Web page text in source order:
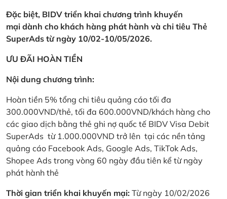
Đặc biệt, BIDV triển khai chương trình khuyến
mại dành cho khách hàng phát hành và chi tiêu Thẻ
SuperAds từ ngày 10/02-10/05/2026.
ƯU ĐÃI HOÀN TIỀN
Nội dung chương trình:
Hoàn tiền 5% tổng chi tiêu quảng cáo tối đa
300.000VND/thẻ, tối đa 600.000VND/khách hàng cho
các giao dịch bằng thẻ ghi nợ quốc tế BIDV Visa Debit
SuperAds từ 1.000.000VND trở lên tại các nền tảng
quảng cáo Facebook Ads, Google Ads, TikTok Ads,
Shopee Ads trong vòng 60 ngày đầu tiên kể từ ngày
phát hành thẻ
Thời gian triển khai khuyến mại: Từ ngày 10/02/2026